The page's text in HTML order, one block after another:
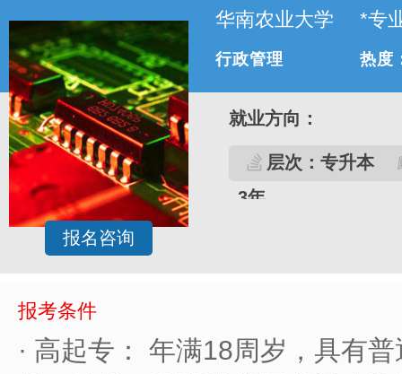
华南农业大学
行政管理
*专
热度
就业方向：
层次：专升本
3年
报名咨询
报考条件
· 高起专： 年满18周岁，具有